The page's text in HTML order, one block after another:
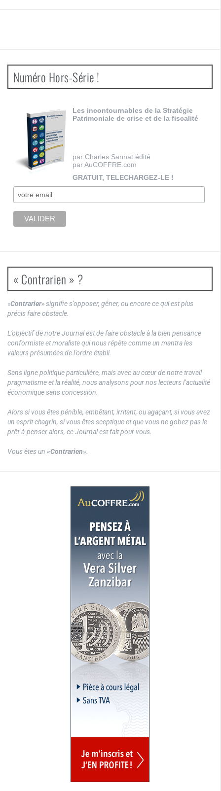
Numéro Hors-Série !
Les incontournables de la Stratégie
Patrimoniale de crise et de la fiscalité
par Charles Sannat édité
par AuCOFFRE.com
GRATUIT, TELECHARGEZ-LE !
« Contrarien » ?
«Contrarier» signifie s’opposer, gêner, ou encore ce qui est plus
précis faire obstacle.
L’objectif de notre Journal est de faire obstacle à la bien pensance
conformiste et moraliste qui nous répète comme un mantra les
valeurs présumées de l’ordre établi.
Sans ligne politique particulière, mais avec au cœur de notre travail
pragmatisme et la réalité, nous analysons pour nos lecteurs l’actualité
économique sans concession.
Alors si vous êtes pénible, embêtant, irritant, ou agaçant, si vous avez
un esprit chagrin, si vous êtes sceptique et que vous ne gobez pas le
prêt-à-penser alors, ce Journal est fait pour vous.
Vous êtes un «Contrarien».